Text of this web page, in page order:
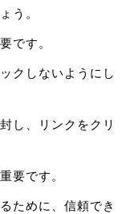
う。
です。
クしないようにし
し、リンクをクリ
要です。
ために、信頼でき